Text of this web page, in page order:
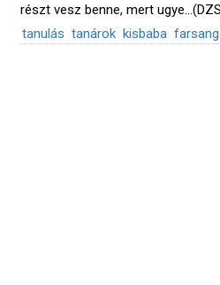
részt vesz benne, mert
tanulás tanárok kisbaba farsang